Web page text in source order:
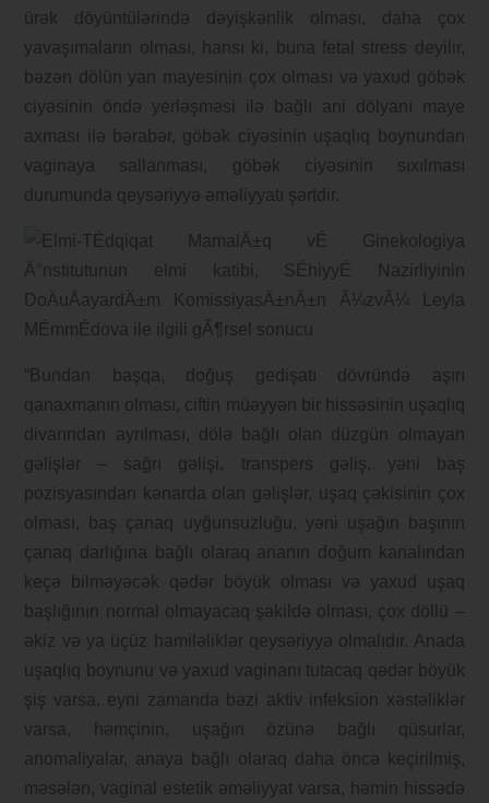
ürək döyüntülərində dəyişkənlik olması, daha çox
yavaşımaların olması, hansı ki, buna fetal stress deyilir,
bəzən dölün yan mayesinin çox olması və yaxud göbək
ciyəsinin öndə yerləşməsi ilə bağlı ani dölyanı maye
axması ilə bərabər, göbək ciyəsinin uşaqlıq boynundan
vaginaya sallanması, göbək ciyəsinin sıxılması
durumunda qeysəriyyə əməliyyatı şərtdir.
“Bundan başqa, doğuş gedişatı dövründə aşırı
qanaxmanın olması, ciftin müəyyən bir hissəsinin uşaqlıq
divarından ayrılması, dölə bağlı olan düzgün olmayan
gəlişlər – sağrı gəlişi, transpers gəliş, yəni baş
pozisyasından kənarda olan gəlişlər, uşaq çəkisinin çox
olması, baş çanaq uyğunsuzluğu, yəni uşağın başının
çanaq darlığına bağlı olaraq ananın doğum kanalından
keçə bilməyəcək qədər böyük olması və yaxud uşaq
başlığının normal olmayacaq şəkildə olması, çox döllü –
əkiz və ya üçüz hamiləliklər qeysəriyyə olmalıdır. Anada
uşaqlıq boynunu və yaxud vaginanı tutacaq qədər böyük
şiş varsa, eyni zamanda bəzi aktiv infeksion xəstəliklər
varsa, həmçinin, uşağın özünə bağlı qüsurlar,
anomaliyalar, anaya bağlı olaraq daha öncə keçirilmiş,
məsələn, vaginal estetik əməliyyat varsa, həmin hissədə